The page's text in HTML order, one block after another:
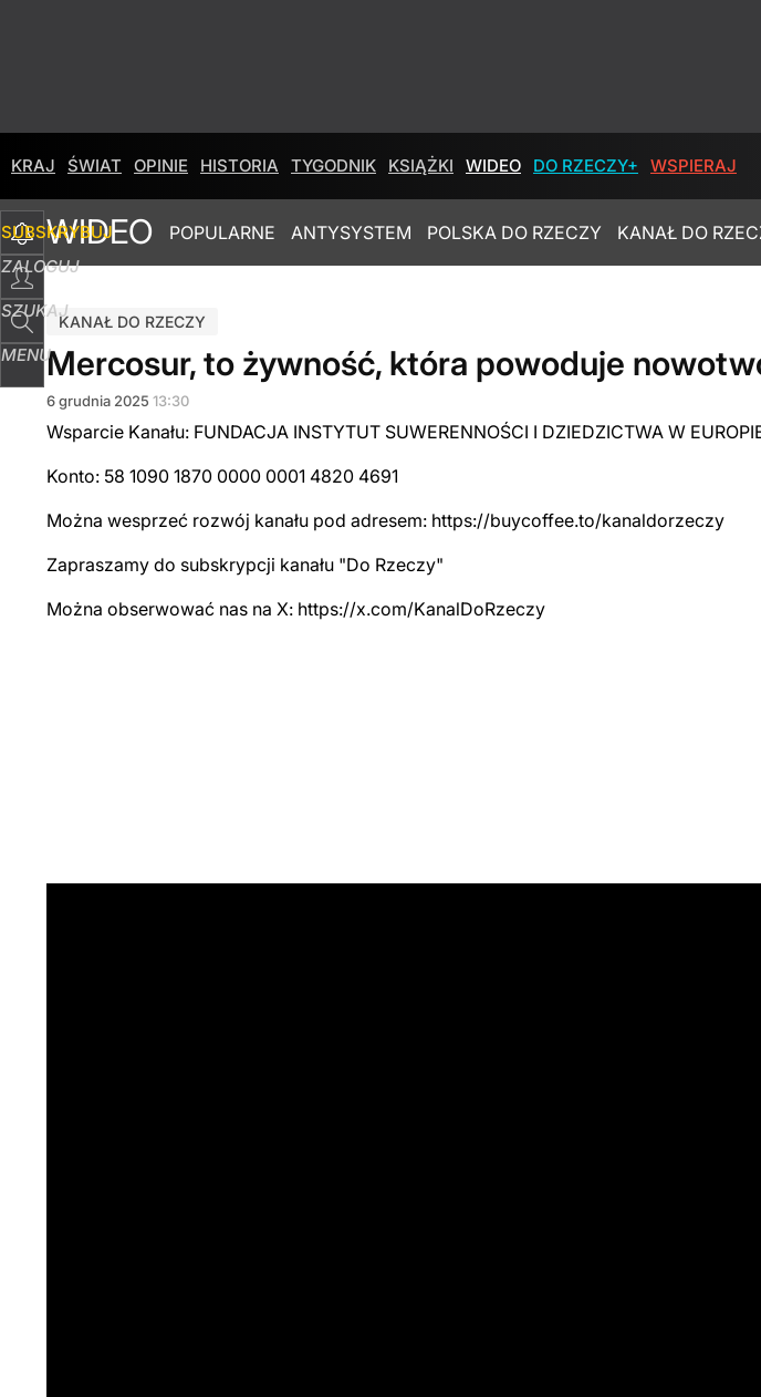
KRAJ ŚWIAT OPINIE HISTORIA TYGODNIK KSIĄŻKI WIDEO DO RZECZY+ WSPIERAJ
SUBSKRYBUJ
ZALOGUJ
SZUKAJ
MENU
WIDEO POPULARNE ANTYSYSTEM POLSKA DO RZECZY KANAŁ DO
KANAŁ DO RZECZY
Mercosur, to żywność, która powoduje
6grudnia 2025 13:30
Wsparcie Kanału: FUNDACJA INSTYTUT SUWERENNOŚCI I DZIEDZICTWA W
Konto: 58 1090 1870 0000 0001 4820 4691
Można wesprzeć rozwój kanału pod adresem: https://buycoffee.to/kanaldorzeczy
Zapraszamy do subskrypcji kanału "Do Rzeczy"
Można obserwować nas na X: https://x.com/KanalDoRzeczy